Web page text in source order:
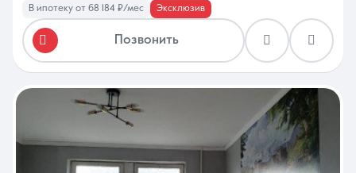
В ипотеку от 68 184 ₽/мес Эксклюзив
Позвонить